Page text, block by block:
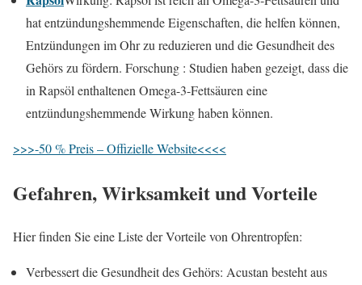
hat entzündungshemmende Eigenschaften, die helfen können,
Entzündungen im Ohr zu reduzieren und die Gesundheit des
Gehörs zu fördern. Forschung : Studien haben gezeigt, dass die
in Rapsöl enthaltenen Omega-3-Fettsäuren eine
entzündungshemmende Wirkung haben können.
>>>-50 % Preis – Offizielle Website<<<<
Gefahren, Wirksamkeit und Vorteile
Hier finden Sie eine Liste der Vorteile von Ohrentropfen:
Verbessert die Gesundheit des Gehörs: Acustan besteht aus